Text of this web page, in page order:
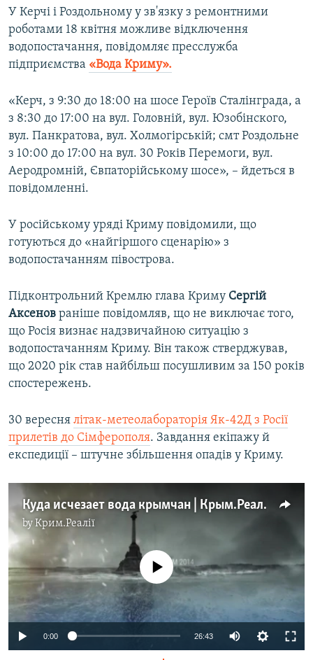
У Керчі і Роздольному у зв'язку з ремонтними
роботами 18 квітня можливе відключення
водопостачання, повідомляє пресслужба
підприємства «Вода Криму».
«Керч, з 9:30 до 18:00 на шосе Героїв Сталінграда, а
з 8:30 до 17:00 на вул. Головній, вул. Юзобінского,
вул. Панкратова, вул. Холмогірській; смт Роздольне
з 10:00 до 17:00 на вул. 30 Років Перемоги, вул.
Аеродромній, Євпаторійському шосе», – йдеться в
повідомленні.
У російському уряді Криму повідомили, що
готуються до «найгіршого сценарію» з
водопостачанням півострова.
Підконтрольний Кремлю глава Криму Сергій
Аксенов раніше повідомляв, що не виключає того,
що Росія визнає надзвичайною ситуацію з
водопостачанням Криму. Він також стверджував,
що 2020 рік став найбільш посушливим за 150 років
спостережень.
30 вересня літак-метеолабораторія Як-42Д з Росії
прилетів до Сімферополя. Завдання екіпажу й
експедиції – штучне збільшення опадів у Криму.
Куда исчезает вода крымчан | Крым.Реалии ТВ (видео)
byКрим.Реалії
No media source currently available
0:00 26:43